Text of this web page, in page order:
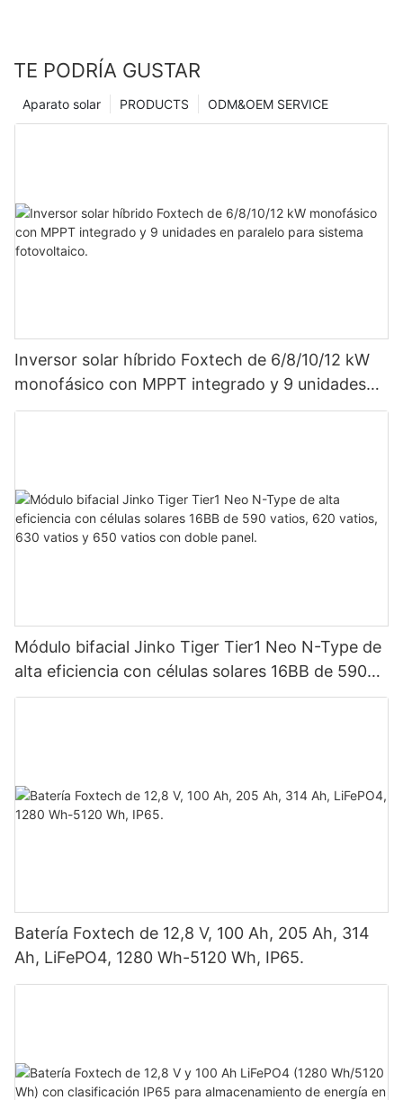
TE PODRÍA GUSTAR
ODM&OEM SERVICE
PRODUCTS
Aparato solar
Inversor solar híbrido Foxtech de 6/8/10/12 kW
monofásico con MPPT integrado y 9 unidades
en paralelo para sistema fotovoltaico.
Módulo bifacial Jinko Tiger Tier1 Neo N-Type de
alta eficiencia con células solares 16BB de 590
vatios, 620 vatios, 630 vatios y 650 vatios con
Batería Foxtech de 12,8 V, 100 Ah, 205 Ah, 314
Ah, LiFePO4, 1280 Wh-5120 Wh, IP65.